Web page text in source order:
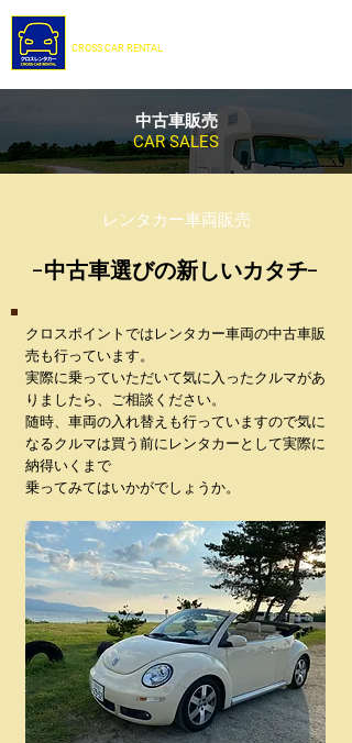
CROSS CAR RENTAL
中古車販売
CAR SALES
レンタカー車両販売
-中古車選びの新しいカタチ-
クロスポイントではレンタカー車両の中古車販
売も行っています。
実際に乗っていただいて気に入ったクルマがあ
りましたら、ご相談ください。
随時、車両の入れ替えも行っていますので気に
なるクルマは買う前にレンタカーとして実際に
納得いくまで
乗ってみてはいかがでしょうか。